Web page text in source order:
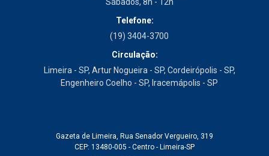
Telefone:
(19) 3404-3700
Circulação:
Limeira - SP, Artur Nogueira - SP, Cordeirópolis - SP,
Engenheiro Coelho - SP, Iracemápolis - SP
Gazeta de Limeira, Rua Senador Vergueiro, 319
CEP: 13480-005 - Centro - Limeira-SP